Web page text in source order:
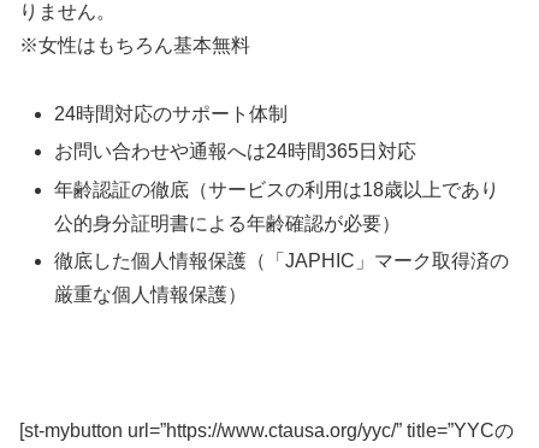
りません。
※女性はもちろん基本無料
24時間対応のサポート体制
お問い合わせや通報へは24時間365日対応
年齢認証の徹底（サービスの利用は18歳以上であり
公的身分証明書による年齢確認が必要）
徹底した個人情報保護（「JAPHIC」マーク取得済の
厳重な個人情報保護）
[st-mybutton url=”https://www.ctausa.org/yyc/” title=”YYCの